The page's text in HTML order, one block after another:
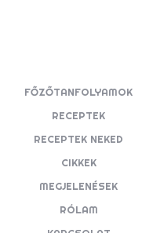
FŐZŐTANFOLYAMOK
RECEPTEK
RECEPTEK NEKED
CIKKEK
MEGJELENÉSEK
RÓLAM